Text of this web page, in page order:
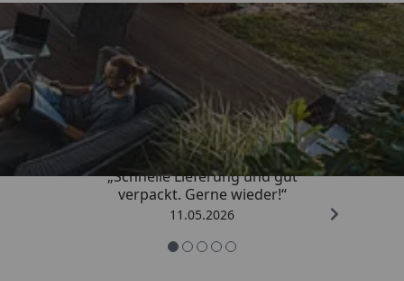
Trusted Shops
4,93/ 5
„Schnelle Lieferung und gut
verpackt. Gerne wieder!“
11.05.2026